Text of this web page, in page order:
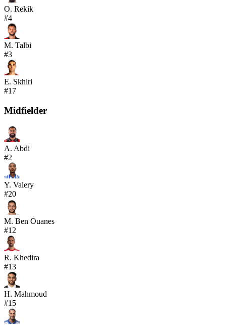
O. Rekik
#4
M. Talbi
#3
E. Skhiri
#17
Midfielder
A. Abdi
#2
Y. Valery
#20
M. Ben Ouanes
#12
R. Khedira
#13
H. Mahmoud
#15